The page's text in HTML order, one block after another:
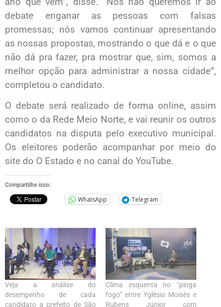
debate enganar as pessoas com falsas
promessas; nós vamos continuar apresentando
as nossas propostas, mostrando o que dá e o que
não dá pra fazer, pra mostrar que, sim, somos a
melhor opção para administrar a nossa cidade”,
completou o candidato.
O debate será realizado de forma online, assim
como o da Rede Meio Norte, e vai reunir os outros
candidatos na disputa pelo executivo municipal.
Os eleitores poderão acompanhar por meio do
site do O Estado e no canal do YouTube.
Compartilhe isso:
WhatsApp Telegram
Veja a análise do
desempenho de cada
candidato a prefeito de São
Clima esquenta no “pinga
fogo” entre Yglésio Moisés e
Rubens Júnior com